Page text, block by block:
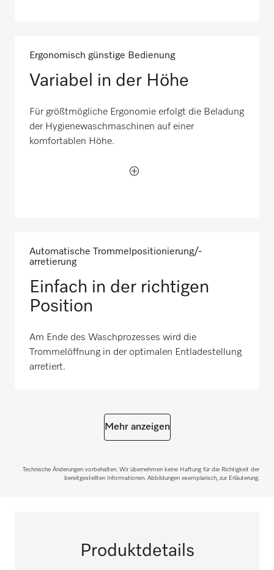
Ergonomisch günstige Bedienung
Variabel in der Höhe
Für größtmögliche Ergonomie erfolgt die Beladung
der Hygienewaschmaschinen auf einer
komfortablen Höhe.
Automatische Trommelpositionierung/-
arretierung
Einfach in der richtigen
Position
Am Ende des Waschprozesses wird die
Trommelöffnung in der optimalen Entladestellung
arretiert.
Mehr anzeigen
Technische Änderungen vorbehalten. Wir übernehmen keine Haftung für die Richtigkeit der
bereitgestellten Informationen. Abbildungen exemplarisch, zur Erläuterung.
Produktdetails